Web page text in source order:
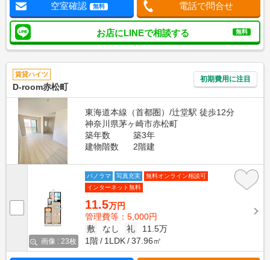
空室確認 無料 電話で問合せ
お店にLINEで相談する 無料
賃貸ハイツ
D-room赤松町
初期費用に注目
東海道本線（首都圏）/辻堂駅 徒歩12分
神奈川県茅ヶ崎市赤松町
築年数
築3年
建物階数
2階建
画像 : 23枚
パノラマ 写真充実
無料オンライン相談可
インターネット無料
11.5万円
管理費等：5,000円
敷
なし 礼
11.5万
1階
1LDK 37.96㎡